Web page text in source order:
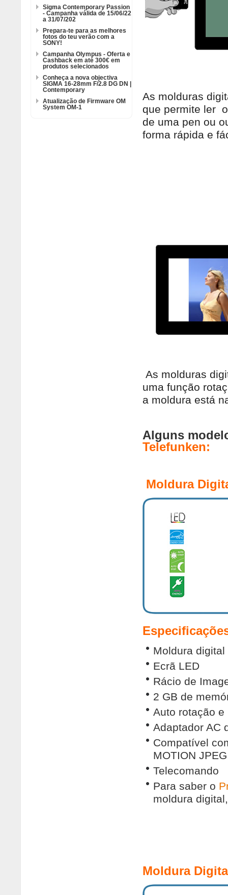
Sigma Contemporary Passion
- Campanha válida de 15/06/22
a 31/07/202
Prepara-te para as melhores
fotos do teu verão com a
SONY!
Campanha Olympus - Oferta e
Cashback em até 300€ em
produtos selecionados
Conheça a nova objectiva
SIGMA 16-28mm F/2.8 DG DN |
Contemporary
Atualização de Firmware OM
System OM-1
As molduras
que permite ler
de uma pen ou
forma rápida e
As molduras
uma função
a moldura está
Alguns
Telefunken:
Moldura
Moldura digital
Ecrã LED
Rácio de
2 GB de
Auto rotação
Adaptador AC
Compatível
MOTION JPEG
Telecomando
Para saber o
moldura
Moldura